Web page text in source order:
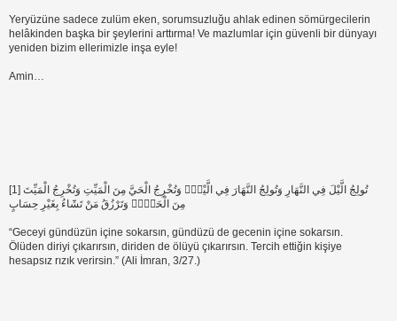
Yeryüzüne sadece zulüm eken, sorumsuzluğu ahlak edinen sömürgecilerin
helâkinden başka bir şeylerini arttırma! Ve mazlumlar için güvenli bir dünyayı
yeniden bizim ellerimizle inşa eyle!
Amin…
[1] تُولِجُ الَّيْلَ فِي النَّهَارِ وَتُولِجُ النَّهَارَ فِي الَّيْلِۘ وَتُخْرِجُ الْحَيَّ مِنَ الْمَيِّتِ وَتُخْرِجُ الْمَيِّتَ
مِنَ الْحَيِّۘ وَتَرْزُقُ مَنْ تَشَٓاءُ بِغَيْرِ حِسَابٍ
“Geceyi gündüzün içine sokarsın, gündüzü de gecenin içine sokarsın.
Ölüden diriyi çıkarırsın, diriden de ölüyü çıkarırsın. Tercih ettiğin kişiye
hesapsız rızık verirsin.” (Ali İmran, 3/27.)